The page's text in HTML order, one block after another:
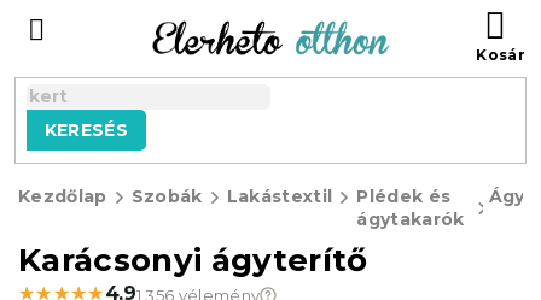
tartalomhoz
KERESÉS
Kezdőlap Szobák Lakástextil
Plédek és
ágytakarók
Karácsonyi ágyterítő
★★★★★
★★★★★4,91 356 vélemény